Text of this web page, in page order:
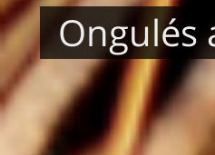
Ongulés